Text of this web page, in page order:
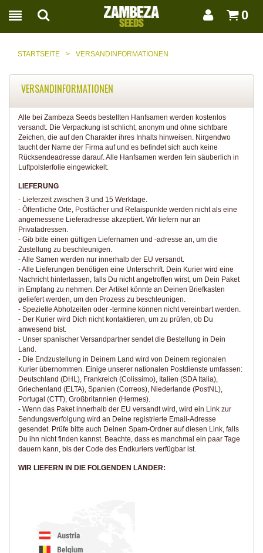
0
STARTSEITE > VERSANDINFORMATIONEN
VERSANDINFORMATIONEN
Alle bei Zambeza Seeds bestellten Hanfsamen werden kostenlos
versandt. Die Verpackung ist schlicht, anonym und ohne sichtbare
Zeichen, die auf den Charakter ihres Inhalts hinweisen. Nirgendwo
taucht der Name der Firma auf und es befindet sich auch keine
Rücksendeadresse darauf. Alle Hanfsamen werden fein säuberlich in
Luftpolsterfolie eingewickelt.
LIEFERUNG
- Lieferzeit zwischen 3 und 15 Werktage.
- Öffentliche Orte, Postfächer und Relaispunkte werden nicht als eine
angemessene Lieferadresse akzeptiert. Wir liefern nur an
Privatadressen.
- Gib bitte einen gültigen Liefernamen und -adresse an, um die
Zustellung zu beschleunigen.
- Alle Samen werden nur innerhalb der EU versandt.
- Alle Lieferungen benötigen eine Unterschrift. Dein Kurier wird eine
Nachricht hinterlassen, falls Du nicht angetroffen wirst, um Dein Paket
in Empfang zu nehmen. Der Artikel könnte an Deinen Briefkasten
geliefert werden, um den Prozess zu beschleunigen.
- Spezielle Abholzeiten oder -termine können nicht vereinbart werden.
- Der Kurier wird Dich nicht kontaktieren, um zu prüfen, ob Du
anwesend bist.
- Unser spanischer Versandpartner sendet die Bestellung in Dein
Land.
- Die Endzustellung in Deinem Land wird von Deinem regionalen
Kurier übernommen. Einige unserer nationalen Postdienste umfassen:
Deutschland (DHL), Frankreich (Colissimo), Italien (SDA Italia),
Griechenland (ELTA), Spanien (Correos), Niederlande (PostNL),
Portugal (CTT), Großbritannien (Hermes).
- Wenn das Paket innerhalb der EU versandt wird, wird ein Link zur
Sendungsverfolgung wird an Deine registrierte Email-Adresse
gesendet. Prüfe bitte auch Deinen Spam-Ordner auf diesen Link, falls
Du ihn nicht finden kannst. Beachte, dass es manchmal ein paar Tage
dauern kann, bis der Code des Endkuriers verfügbar ist.
WIR LIEFERN IN DIE FOLGENDEN LÄNDER: